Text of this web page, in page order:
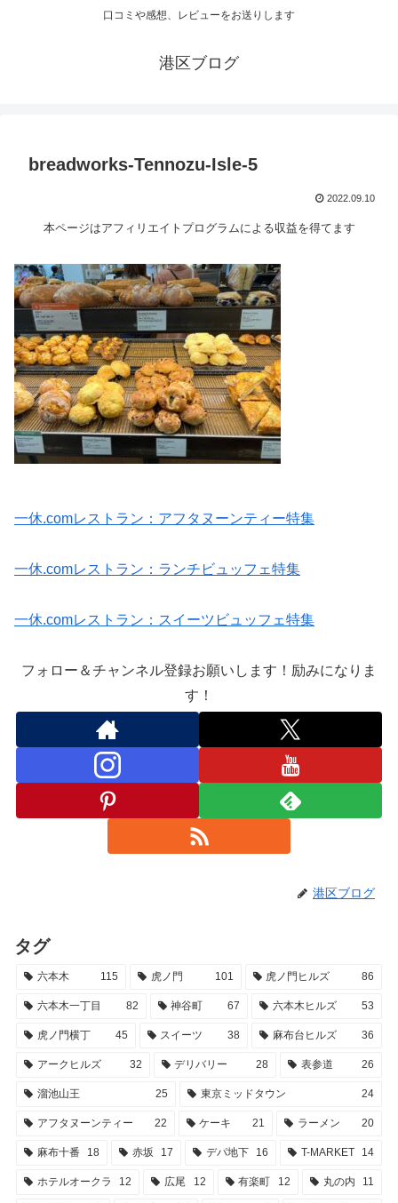
口コミや感想、レビューをお送りします
港区ブログ
breadworks-Tennozu-Isle-5
2022.09.10
本ページはアフィリエイトプログラムによる収益を得てます
一休.comレストラン：アフタヌーンティー特集
一休.comレストラン：ランチビュッフェ特集
一休.comレストラン：スイーツビュッフェ特集
フォロー＆チャンネル登録お願いします！励みになりま
す！
港区ブログ
タグ
六本木 115 虎ノ門 101 虎ノ門ヒルズ 86
六本木一丁目 82 神谷町 67 六本木ヒルズ 53
虎ノ門横丁 45 スイーツ 38 麻布台ヒルズ 36
アークヒルズ 32 デリバリー 28 表参道 26
溜池山王 25 東京ミッドタウン 24
アフタヌーンティー 22 ケーキ 21 ラーメン 20
麻布十番 18 赤坂 17 デパ地下 16 T-MARKET 14
ホテルオークラ 12 広尾 12 有楽町 12 丸の内 11